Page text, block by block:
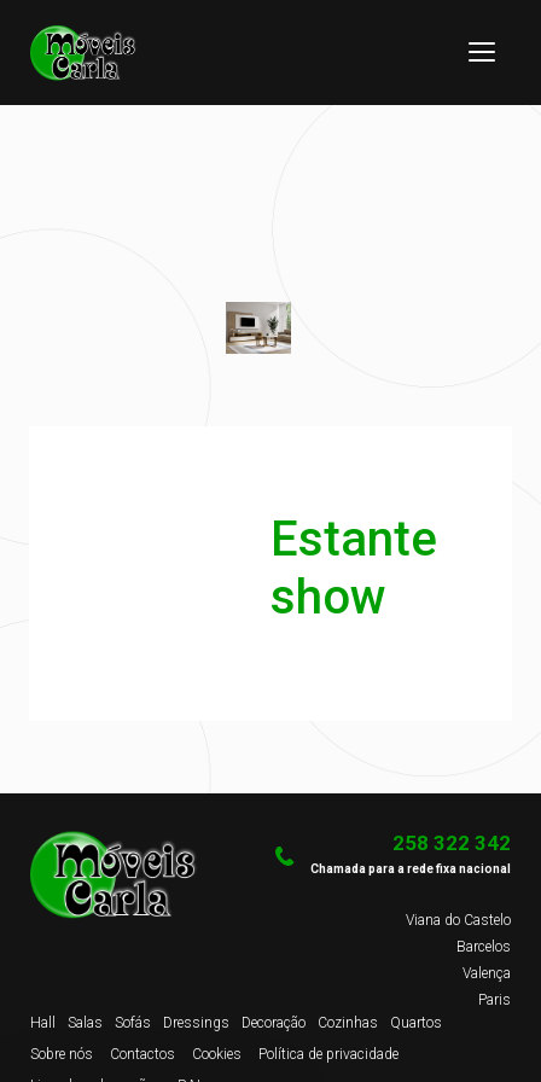
Estante
show
Hall Salas Sofás Dressings Decoração Cozinhas
Quartos
Sobre nós
Contactos Cookies
Política de privacidade
258 322 342
Chamada para a rede fixa nacional
Viana do Castelo
Barcelos
Valença
Paris